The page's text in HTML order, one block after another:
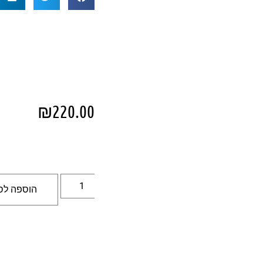
₪220.00
הוספה